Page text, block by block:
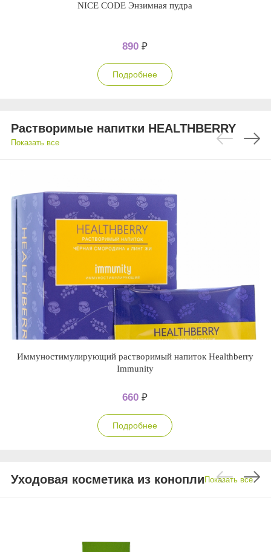
NICE CODE Энзимная пудра
890 ₽
Подробнее
Растворимые напитки HEALTHBERRY
Показать все
Иммуностимулирующий растворимый напиток Healthberry
Immunity
660 ₽
Подробнее
Уходовая косметика из конопли Показать все